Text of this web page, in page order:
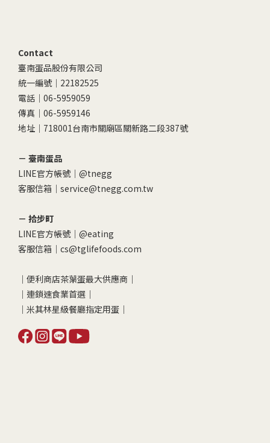
Contact
臺南蛋品股份有限公司
統一編號｜22182525
電話｜06-5959059
傳真｜06-5959146
地址｜718001台南市關廟區關新路二段387號
－ 臺南蛋品
LINE官方帳號｜ @tnegg
客服信箱｜service@tnegg.com.tw
－ 拾步町
LINE官方帳號｜ @eating
客服信箱｜cs@tglifefoods.com
｜便利商店茶葉蛋最大供應商｜
｜連鎖速食業首選｜
｜米其林星級餐廳指定用蛋｜